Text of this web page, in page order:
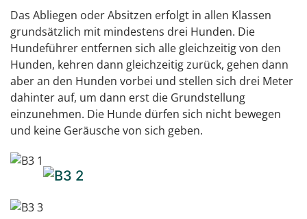
Das Abliegen oder Absitzen erfolgt in allen Klassen
grundsätzlich mit mindestens drei Hunden. Die
Hundeführer entfernen sich alle gleichzeitig von den
Hunden, kehren dann gleichzeitig zurück, gehen dann
aber an den Hunden vorbei und stellen sich drei Meter
dahinter auf, um dann erst die Grundstellung
einzunehmen. Die Hunde dürfen sich nicht bewegen
und keine Geräusche von sich geben.